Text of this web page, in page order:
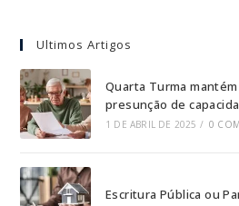
Ultimos Artigos
Quarta Turma
presunção de
1 DE ABRIL DE 2025 / 0
Escritura Pública ou